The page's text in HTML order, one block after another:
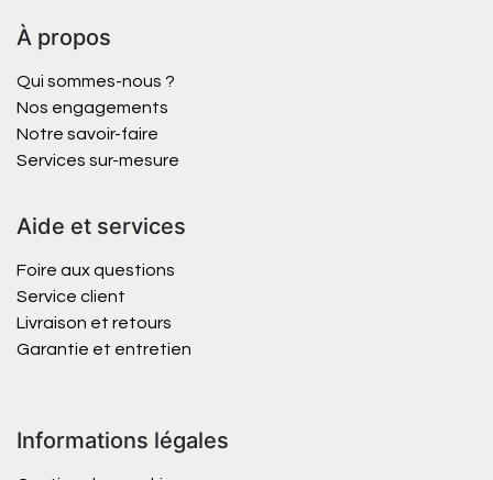
À propos
Qui sommes-nous ?
Nos engagements
Notre savoir-faire
Services sur-mesure
Aide et services
Foire aux questions
Service client
Livraison et retours
Garantie et entretien
Informations légales